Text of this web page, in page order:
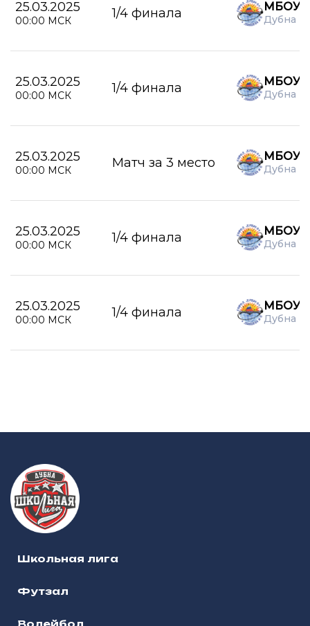
25.03.2025
00:00 МСК 1/4 финала МБОУ
Дубна
25.03.2025
00:00 МСК 1/4 финала МБОУ
Дубна
25.03.2025
00:00 МСК Матч за 3 место МБОУ
Дубна
25.03.2025
00:00 МСК 1/4 финала МБОУ
Дубна
25.03.2025
00:00 МСК 1/4 финала МБОУ
Дубна
Школьная лига
Футзал
Волейбол